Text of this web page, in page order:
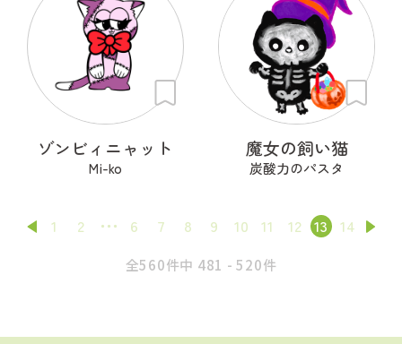
ゾンビィニャット
Mi-ko
魔女の飼い猫
炭酸力のパスタ
1 2 6 7 8 9 10 11 12 13 14
全560件中 481 - 520件